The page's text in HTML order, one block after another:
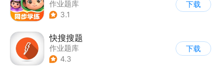
作业题库
3.1
下载
快搜搜题
作业题库
4.3
下载